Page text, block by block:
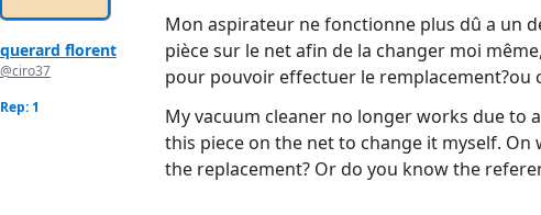
querard florent
@ciro37
Rep: 1
Mon aspirateur ne fonctionne plus dû a un
pièce sur le net afin de la changer moi
pour pouvoir effectuer le remplacement?ou
My vacuum cleaner no longer works due
this piece on the net to change it myself.
the replacement? Or do you know the